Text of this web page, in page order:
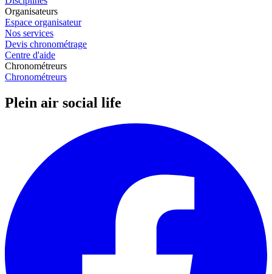
Organisateurs
Espace organisateur
Nos services
Devis chronométrage
Centre d'aide
Chronométreurs
Chronométreurs
Plein air social life